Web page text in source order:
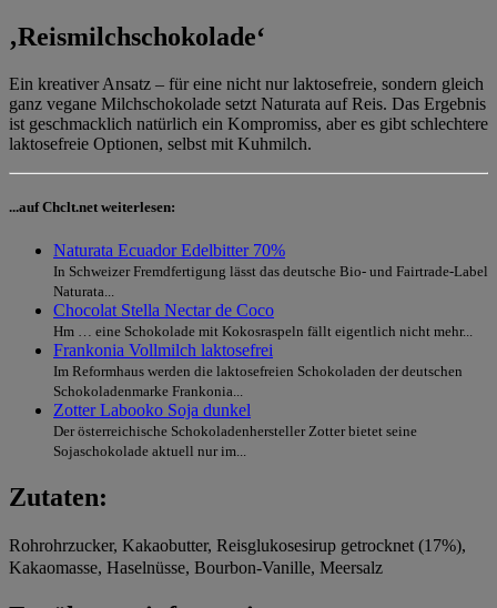
‚Reismilchschokolade‘
Ein kreativer Ansatz – für eine nicht nur laktosefreie, sondern gleich
ganz vegane Milchschokolade setzt Naturata auf Reis. Das Ergebnis
ist geschmacklich natürlich ein Kompromiss, aber es gibt schlechtere
laktosefreie Optionen, selbst mit Kuhmilch.
...auf Chclt.net weiterlesen:
Naturata Ecuador Edelbitter 70%
In Schweizer Fremdfertigung lässt das deutsche Bio- und Fairtrade-Label
Naturata...
Chocolat Stella Nectar de Coco
Hm … eine Schokolade mit Kokosraspeln fällt eigentlich nicht mehr...
Frankonia Vollmilch laktosefrei
Im Reformhaus werden die laktosefreien Schokoladen der deutschen
Schokoladenmarke Frankonia...
Zotter Labooko Soja dunkel
Der österreichische Schokoladenhersteller Zotter bietet seine
Sojaschokolade aktuell nur im...
Zutaten:
Rohrohrzucker, Kakaobutter, Reisglukosesirup getrocknet (17%),
Kakaomasse, Haselnüsse, Bourbon-Vanille, Meersalz